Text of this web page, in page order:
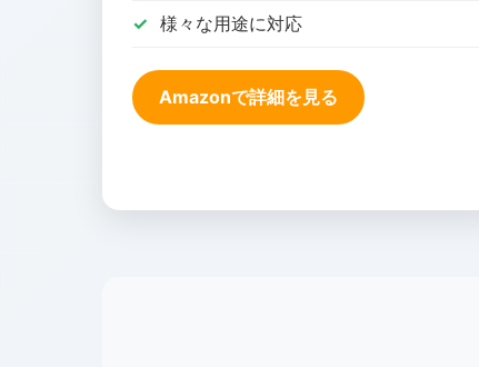
様々な用途に対応
Amazonで詳細を見る